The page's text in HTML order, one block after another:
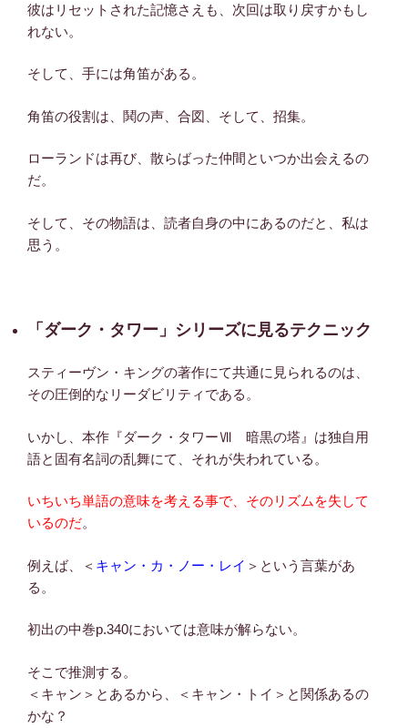
彼はリセットされた記憶さえも、次回は取り戻すかもし
れない。
そして、手には角笛がある。
角笛の役割は、鬨の声、合図、そして、招集。
ローランドは再び、散らばった仲間といつか出会えるの
だ。
そして、その物語は、読者自身の中にあるのだと、私は
思う。
「ダーク・タワー」シリーズに見るテクニック
スティーヴン・キングの著作にて共通に見られるのは、
その圧倒的なリーダビリティである。
いかし、本作『ダーク・タワーⅦ 暗黒の塔』は独自用
語と固有名詞の乱舞にて、それが失われている。
いちいち単語の意味を考える事で、そのリズムを失して
いるのだ。
例えば、＜ キャン・カ・ノー・レイ ＞という言葉があ
る。
初出の中巻p.340においては意味が解らない。
そこで推測する。
＜キャン＞とあるから、＜キャン・トイ＞と関係あるの
かな？